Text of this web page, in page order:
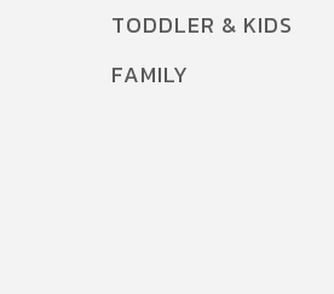
TODDLER & KIDS
FAMILY